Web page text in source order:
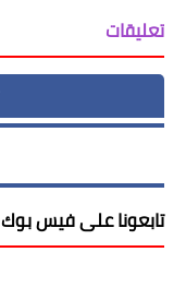
تعليقات
تابعونا على فيس بوك